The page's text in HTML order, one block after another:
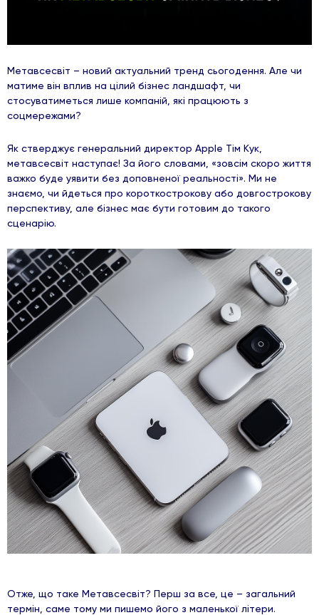
Метавсесвіт – новий актуальний тренд сьогодення. Але чи
матиме він вплив на цілий бізнес ландшафт, чи
стосуватиметься лише компаній, які працюють з
соцмережами?
Як стверджує генеральний директор Apple Тім Кук,
метавсесвіт наступає! За його словами, «зовсім скоро життя
важко буде уявити без доповненої реальності». Ми не
знаємо, чи йдеться про короткострокову або довгострокову
перспективу, але бізнес має бути готовим до такого
сценарію.
Отже, що таке Метавсесвіт? Перш за все, це – загальний
термін, саме тому ми пишемо його з маленької літери.